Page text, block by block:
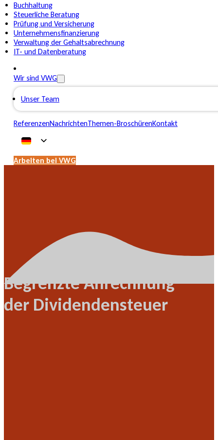
Buchhaltung
Steuerliche Beratung
Prüfung und Versicherung
Unternehmensfinanzierung
Verwaltung der Gehaltsabrechnung
IT- und Datenberatung
Wir sind VWG
Unser Team
ReferenzenNachrichtenThemen-BroschürenKontakt
Arbeiten bei VWG
Begrenzte Anrechnung
der Dividendensteuer